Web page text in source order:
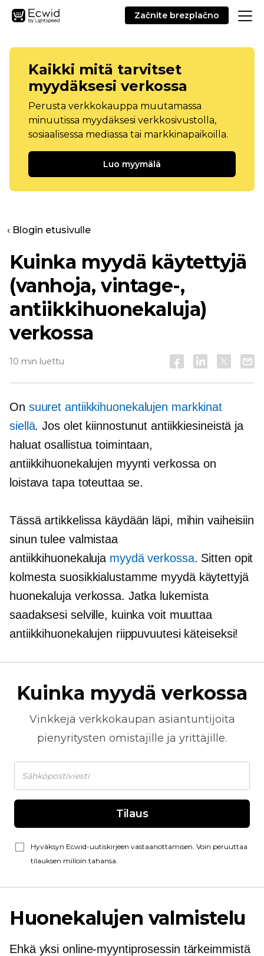
Začnite brezplačno
Kaikki mitä tarvitset
myydäksesi verkossa
Perusta verkkokauppa muutamassa
minuutissa myydäksesi verkkosivustolla,
sosiaalisessa mediassa tai markkinapaikoilla.
Luo myymälä
‹ Blogin etusivulle
Kuinka myydä käytettyjä
(vanhoja, vintage-,
antiikkihuonekaluja)
verkossa
10 min luettu
On suuret antiikkihuonekalujen markkinat
siellä. Jos olet kiinnostunut antiikkiesineistä ja
haluat osallistua toimintaan,
antiikkihuonekalujen myynti verkossa on
loistava tapa toteuttaa se.
Tässä artikkelissa käydään läpi, mihin vaiheisiin
sinun tulee valmistaa
antiikkihuonekaluja myydä verkossa. Sitten opit
kolmesta suosikkialustamme myydä käytettyjä
huonekaluja verkossa. Jatka lukemista
saadaksesi selville, kuinka voit muuttaa
antiikkihuonekalujen riippuvuutesi käteiseksi!
Kuinka myydä verkossa
Vinkkejä verkkokaupan asiantuntijoita
pienyritysten omistajille ja yrittäjille.
Tilaus
Hyväksyn Ecwid-uutiskirjeen vastaanottamisen. Voin peruuttaa
tilauksen milloin tahansa.
Huonekalujen valmistelu
Ehkä yksi online-myyntiprosessin tärkeimmistä